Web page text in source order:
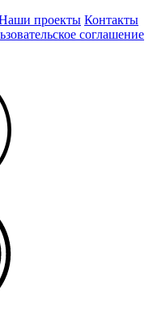
проекты Контакты
соглашение